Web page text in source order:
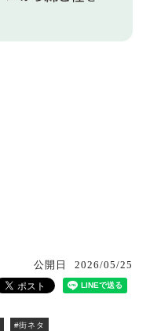
公開日 2026/05/25
#街ネタ